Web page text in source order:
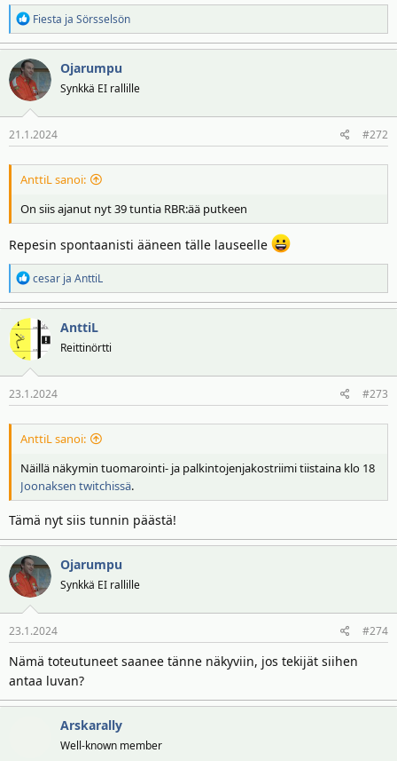
R
e
a
k
t
i
o
t
Fiesta ja Sörsselsön
Ojarumpu
Synkkä EI rallille
21.1.2024 #272
AnttiL sanoi:
On siis ajanut nyt 39 tuntia RBR:ää putkeen
Repesin spontaanisti ääneen tälle lauseelle
R
e
a
k
o
t
cesar ja AnttiL
AnttiL
Reittinörtti
23.1.2024 #273
AnttiL sanoi:
Näillä näkymin tuomarointi- ja palkintojenjakostriimi tiistaina klo 18
Joonaksen twitchissä.
Tämä nyt siis tunnin päästä!
Ojarumpu
Synkkä EI rallille
23.1.2024 #274
Nämä toteutuneet saanee tänne näkyviin, jos tekijät siihen
antaa luvan?
Arskarally
Well-known member